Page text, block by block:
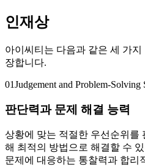
인재상
아이씨티는 다음과 같은 세 가
장합니다.
01Judgement and Problem-Solving
판단력과 문제 해결 능력
상황에 맞는 적절한 우선순위를
해 최적의 방법으로 해결할 수
문제에 대응하는 통찰력과 합리